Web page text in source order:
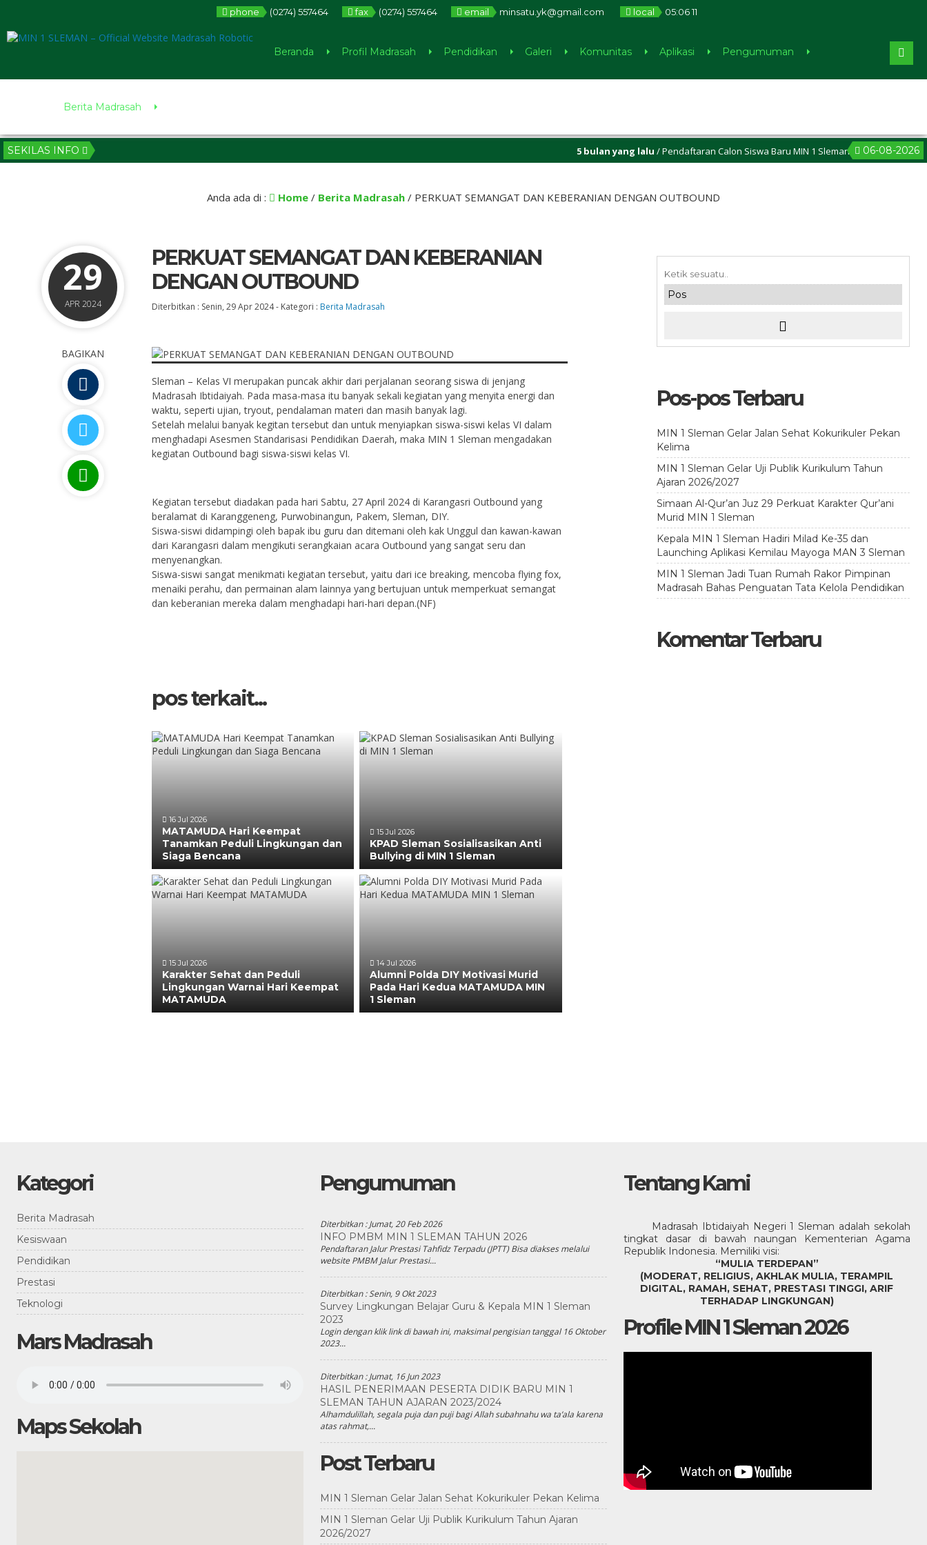
phone (0274) 557464 fax (0274) 557464 email minsatu.yk@gmail.com local 05:06 12
Beranda Profil Madrasah Pendidikan Galeri Komunitas Aplikasi Pengumuman
Berita Madrasah
SEKILAS INFO 06-08-2026
5 bulan yang lalu/ Pendaftaran Calon Siswa Baru MIN 1 Sleman sudah dibuka, cek di
Anda ada di : Home / Berita Madrasah / PERKUAT SEMANGAT DAN KEBERANIAN DENGAN OUTBOUND
29
APR 2024
PERKUAT SEMANGAT DAN KEBERANIAN
DENGAN OUTBOUND
Diterbitkan : Senin, 29 Apr 2024- Kategori : Berita Madrasah
BAGIKAN
Sleman – Kelas VI merupakan puncak akhir dari perjalanan seorang siswa di jenjang
Madrasah Ibtidaiyah. Pada masa-masa itu banyak sekali kegiatan yang menyita energi dan
waktu, seperti ujian, tryout, pendalaman materi dan masih banyak lagi.
Setelah melalui banyak kegitan tersebut dan untuk menyiapkan siswa-siswi kelas VI dalam
menghadapi Asesmen Standarisasi Pendidikan Daerah, maka MIN 1 Sleman mengadakan
kegiatan Outbound bagi siswa-siswi kelas VI.
Kegiatan tersebut diadakan pada hari Sabtu, 27 April 2024 di Karangasri Outbound yang
beralamat di Karanggeneng, Purwobinangun, Pakem, Sleman, DIY.
Siswa-siswi didampingi oleh bapak ibu guru dan ditemani oleh kak Unggul dan kawan-kawan
dari Karangasri dalam mengikuti serangkaian acara Outbound yang sangat seru dan
menyenangkan.
Siswa-siswi sangat menikmati kegiatan tersebut, yaitu dari ice breaking, mencoba flying fox,
menaiki perahu, dan permainan alam lainnya yang bertujuan untuk memperkuat semangat
dan keberanian mereka dalam menghadapi hari-hari depan.(NF)
pos terkait...
16 Jul 2026
MATAMUDA Hari Keempat
Tanamkan Peduli Lingkungan dan
Siaga Bencana
15 Jul 2026
KPAD Sleman Sosialisasikan Anti
Bullying di MIN 1 Sleman
15 Jul 2026
Karakter Sehat dan Peduli
Lingkungan Warnai Hari Keempat
MATAMUDA
14 Jul 2026
Alumni Polda DIY Motivasi Murid
Pada Hari Kedua MATAMUDA MIN
1 Sleman
Pos-pos Terbaru
MIN 1 Sleman Gelar Jalan Sehat Kokurikuler Pekan
Kelima
MIN 1 Sleman Gelar Uji Publik Kurikulum Tahun
Ajaran 2026/2027
Simaan Al-Qur’an Juz 29 Perkuat Karakter Qur’ani
Murid MIN 1 Sleman
Kepala MIN 1 Sleman Hadiri Milad Ke-35 dan
Launching Aplikasi Kemilau Mayoga MAN 3 Sleman
MIN 1 Sleman Jadi Tuan Rumah Rakor Pimpinan
Madrasah Bahas Penguatan Tata Kelola Pendidikan
Komentar Terbaru
Kategori
Berita Madrasah
Kesiswaan
Pendidikan
Prestasi
Teknologi
Mars Madrasah
Maps Sekolah
Pengumuman
Diterbitkan :Jumat, 20 Feb 2026
INFO PMBM MIN 1 SLEMAN TAHUN 2026
Pendaftaran Jalur Prestasi Tahfidz Terpadu (JPTT) Bisa diakses melalui
website PMBM Jalur Prestasi...
Diterbitkan :Senin, 9 Okt 2023
Survey Lingkungan Belajar Guru & Kepala MIN 1 Sleman
2023
Login dengan klik link di bawah ini, maksimal pengisian tanggal 16 Oktober
2023...
Diterbitkan :Jumat, 16 Jun 2023
HASIL PENERIMAAN PESERTA DIDIK BARU MIN 1
SLEMAN TAHUN AJARAN 2023/2024
Alhamdulillah, segala puja dan puji bagi Allah subahnahu wa ta’ala karena
atas rahmat,...
Post Terbaru
MIN 1 Sleman Gelar Jalan Sehat Kokurikuler Pekan Kelima
MIN 1 Sleman Gelar Uji Publik Kurikulum Tahun Ajaran
2026/2027
Tentang Kami
Madrasah Ibtidaiyah Negeri 1 Sleman adalah sekolah
tingkat dasar di bawah naungan Kementerian Agama
Republik Indonesia. Memiliki visi:
“MULIA TERDEPAN”
(MODERAT, RELIGIUS, AKHLAK MULIA, TERAMPIL
DIGITAL, RAMAH, SEHAT, PRESTASI TINGGI, ARIF
TERHADAP LINGKUNGAN)
Profile MIN 1 Sleman 2026